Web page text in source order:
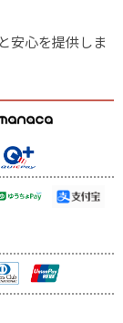
安心を提供しま